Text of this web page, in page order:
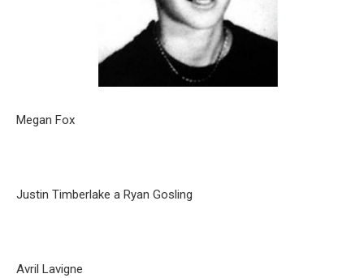
Megan Fox
Justin Timberlake a Ryan Gosling
Avril Lavigne